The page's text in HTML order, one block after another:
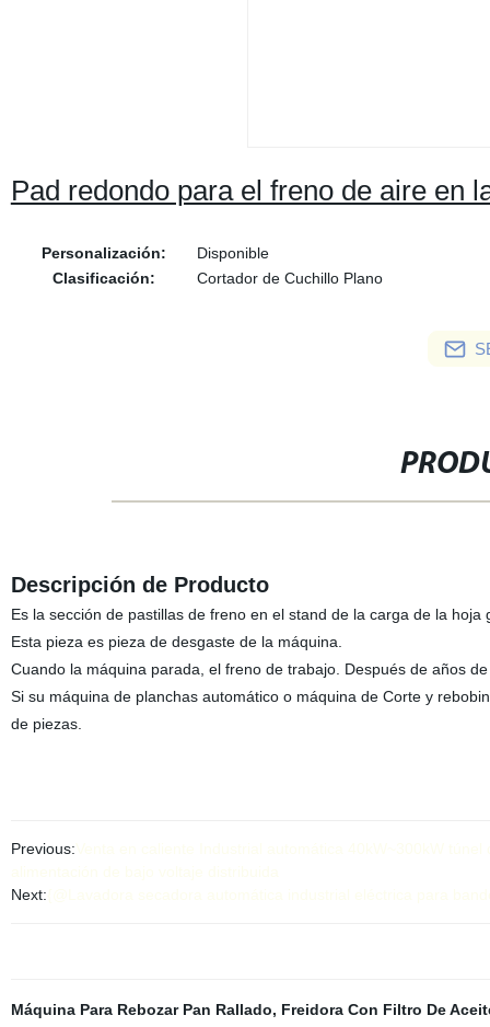
Pad redondo para el freno de aire en
Personalización:
Disponible
Clasificación:
Cortador de Cuchillo Plano
Descripción de Producto
Es la sección de pastillas de freno en el stand de la carga de la
Esta pieza es pieza de desgaste de la máquina.
Cuando la máquina parada, el freno de trabajo. Después de años
Si su máquina de planchas automático o máquina de Corte y
de piezas.
Previous:
Next:
Máquina Para Rebozar Pan Rallado, Freidora Con Filtro De